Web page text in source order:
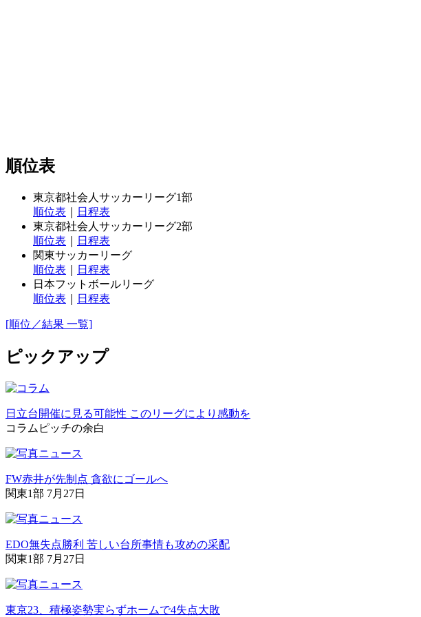
順位表
東京都社会人サッカーリーグ1部
順位表
日程表
東京都社会人サッカーリーグ2部
順位表
日程表
関東サッカーリーグ
順位表
日程表
日本フットボールリーグ
順位表
日程表
[順位／結果 一覧]
ピックアップ
日立台開催に見る可能性 このリーグにより感動を
コラム ピッチの余白
FW赤井が先制点 貪欲にゴールへ
関東1部 7月27日
EDO無失点勝利 苦しい台所事情も攻めの采配
関東1部 7月27日
東京23、積極姿勢実らずホームで4失点大敗